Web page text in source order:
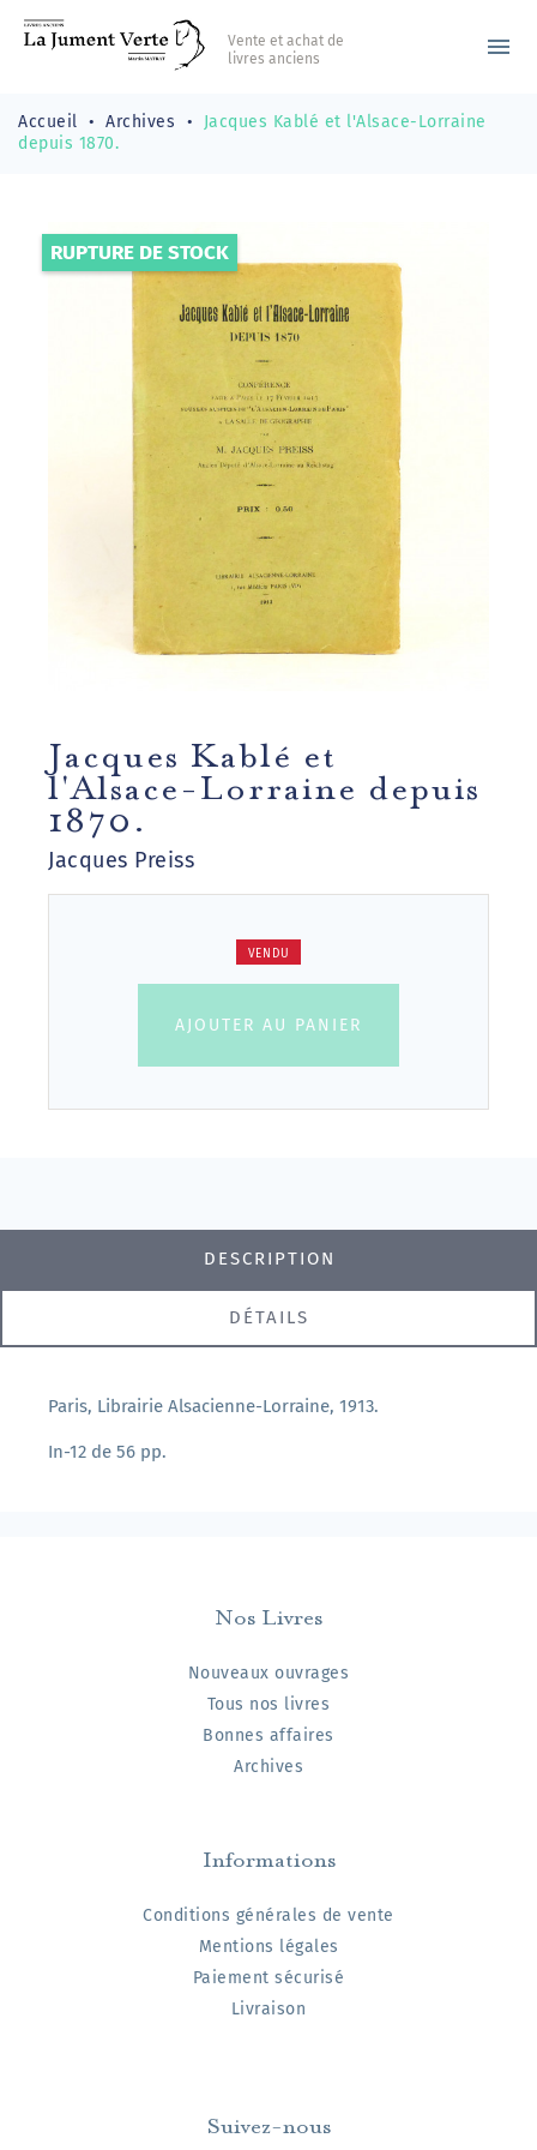
Vente et achat de
livres anciens
menu
Accueil Archives
Jacques Kablé et l'Alsace-Lorraine
depuis 1870.
RUPTURE DE STOCK
Jacques Kablé et
l'Alsace-Lorraine depuis
1870.
Jacques Preiss
VENDU
AJOUTER AU PANIER
DESCRIPTION
DÉTAILS
Paris, Librairie Alsacienne-Lorraine, 1913.
In-12 de 56 pp.
Nos Livres
Nouveaux ouvrages
Tous nos livres
Bonnes affaires
Archives
Informations
Conditions générales de vente
Mentions légales
Paiement sécurisé
Livraison
Suivez-nous